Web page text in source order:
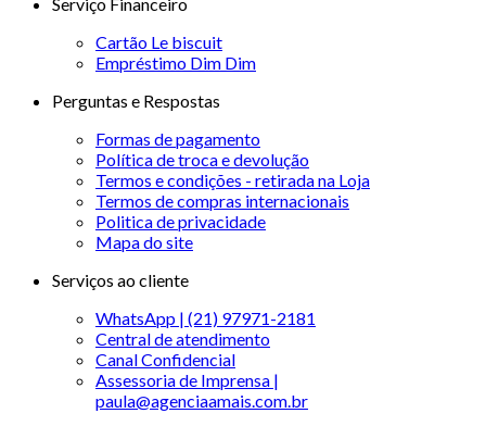
Cartão Le biscuit
Empréstimo Dim Dim
Perguntas e Respostas
Formas de pagamento
Política de troca e devolução
Termos e condições - retirada na Loja
Termos de compras internacionais
Politica de privacidade
Mapa do site
Serviços ao cliente
WhatsApp | (21) 97971-2181
Central de atendimento
Canal Confidencial
Assessoria de Imprensa |
paula@agenciaamais.com.br